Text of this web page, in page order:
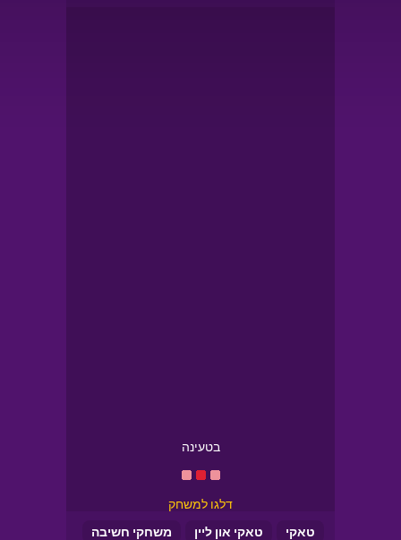
בטעינה
דלגו למשחק
טאקי
טאקי און ליין
משחקי חשיבה